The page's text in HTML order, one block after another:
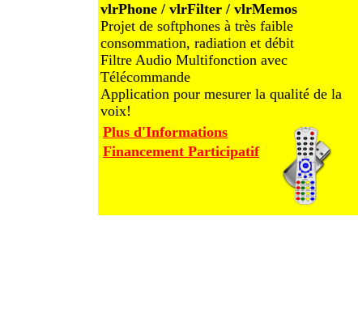
vlrPhone / vlrFilter / vlrMemos
Projet de softphones à très faible
consommation, radiation et débit
Filtre Audio Multifonction avec
Télécommande
Application pour mesurer la qualité de la
voix!
Plus d'Informations
Financement Participatif